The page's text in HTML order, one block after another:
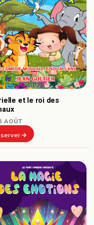
et le roi des
AOÛT